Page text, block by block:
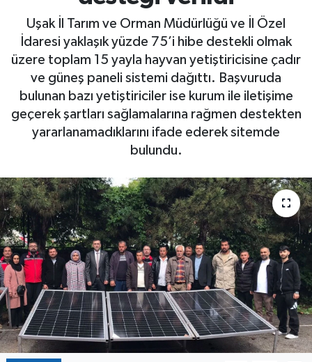
Uşak İl Tarım ve Orman Müdürlüğü ve İl Özel
İdaresi yaklaşık yüzde 75’i hibe destekli olmak
üzere toplam 15 yayla hayvan yetiştiricisine çadır
ve güneş paneli sistemi dağıttı. Başvuruda
bulunan bazı yetiştiriciler ise kurum ile iletişime
geçerek şartları sağlamalarına rağmen destekten
yararlanamadıklarını ifade ederek sitemde
bulundu.